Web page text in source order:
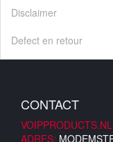
Disclaimer
Defect en retour
CONTACT
VOIPPRODUCTS.NL
ADRES: